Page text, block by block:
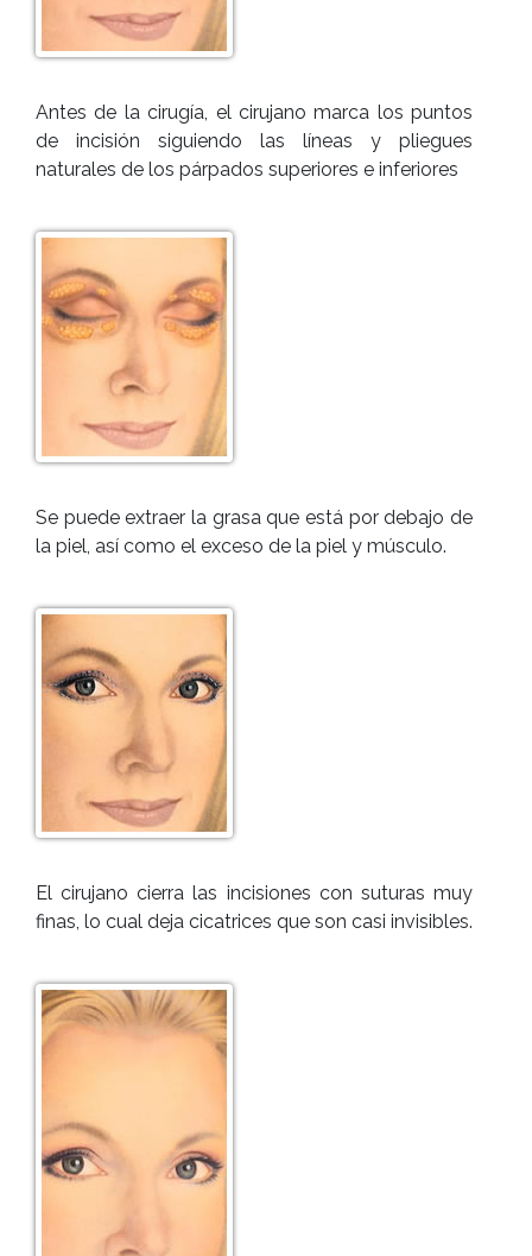
Antes de la cirugía, el cirujano marca los puntos
de incisión siguiendo las líneas y pliegues
naturales de los párpados superiores e inferiores
Se puede extraer la grasa que está por debajo de
la piel, así como el exceso de la piel y músculo.
El cirujano cierra las incisiones con suturas muy
finas, lo cual deja cicatrices que son casi invisibles.